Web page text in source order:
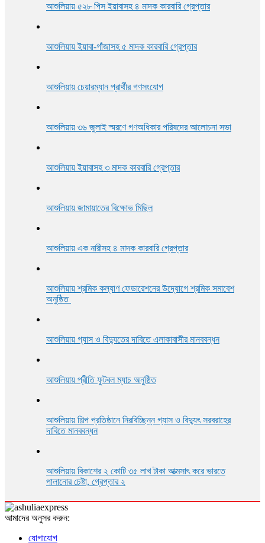
আশুলিয়ায় ৫২৮ পিস ইয়াবাসহ ৪ মাদক কারবারি গ্রেপ্তার
আশুলিয়ায় ইয়াবা-গাঁজাসহ ৫ মাদক কারবারি গ্রেপ্তার
আশুলিয়ায় চেয়ারম্যান প্রার্থীর গণসংযোগ
আশুলিয়ায় ৩৬ জুলাই স্মরণে গণঅধিকার পরিষদের আলোচনা সভা
আশুলিয়ায় ইয়াবাসহ ৩ মাদক কারবারি গ্রেপ্তার
আশুলিয়ায় জামায়াতের বিক্ষোভ মিছিল
আশুলিয়ায় এক নারীসহ ৪ মাদক কারবারি গ্রেপ্তার
আশুলিয়ায় শ্রমিক কল্যাণ ফেডারেশনের উদ্যোগে শ্রমিক সমাবেশ
অনুষ্ঠিত
আশুলিয়ায় গ্যাস ও বিদ্যুতের দাবিতে এলাকাবাসীর মানববন্ধন
আশুলিয়ায় প্রীতি ফুটবল ম্যাচ অনুষ্ঠিত
আশুলিয়ায় শিল্প প্রতিষ্ঠানে নিরবিচ্ছিন্ন গ্যাস ও বিদ্যুৎ সরবরাহের
দাবিতে মানববন্ধন
আশুলিয়ায় বিকাশের ২ কোটি ৩৫ লাখ টাকা আত্মসাৎ করে ভারতে
পালানোর চেষ্টা, গ্রেপ্তার ২
আমাদের অনুসর করুন:
যোগাযোগ